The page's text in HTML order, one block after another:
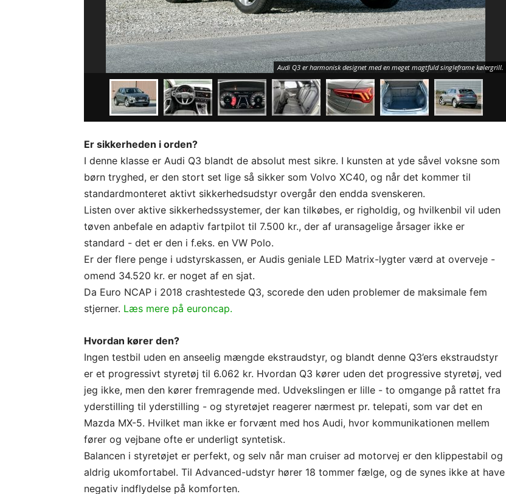
Audi Q3 er harmonisk designet med en meget magtfuld singleframe kølergrill.
Er sikkerheden i orden?
I denne klasse er Audi Q3 blandt de absolut mest sikre. I kunsten at yde såvel voksne som
børn tryghed, er den stort set lige så sikker som Volvo XC40, og når det kommer til
standardmonteret aktivt sikkerhedsudstyr overgår den endda svenskeren.
Listen over aktive sikkerhedssystemer, der kan tilkøbes, er righoldig, og hvilkenbil vil uden
tøven anbefale en adaptiv fartpilot til 7.500 kr., der af uransagelige årsager ikke er
standard - det er den i f.eks. en VW Polo.
Er der flere penge i udstyrskassen, er Audis geniale LED Matrix-lygter værd at overveje -
omend 34.520 kr. er noget af en sjat.
Da Euro NCAP i 2018 crashtestede Q3, scorede den uden problemer de maksimale fem
stjerner. Læs mere på euroncap.
Hvordan kører den?
Ingen testbil uden en anseelig mængde ekstraudstyr, og blandt denne Q3’ers ekstraudstyr
er et progressivt styretøj til 6.062 kr. Hvordan Q3 kører uden det progressive styretøj, ved
jeg ikke, men den kører fremragende med. Udvekslingen er lille - to omgange på rattet fra
yderstilling til yderstilling - og styretøjet reagerer nærmest pr. telepati, som var det en
Mazda MX-5. Hvilket man ikke er forvænt med hos Audi, hvor kommunikationen mellem
fører og vejbane ofte er underligt syntetisk.
Balancen i styretøjet er perfekt, og selv når man cruiser ad motorvej er den klippestabil og
aldrig ukomfortabel. Til Advanced-udstyr hører 18 tommer fælge, og de synes ikke at have
negativ indflydelse på komforten.